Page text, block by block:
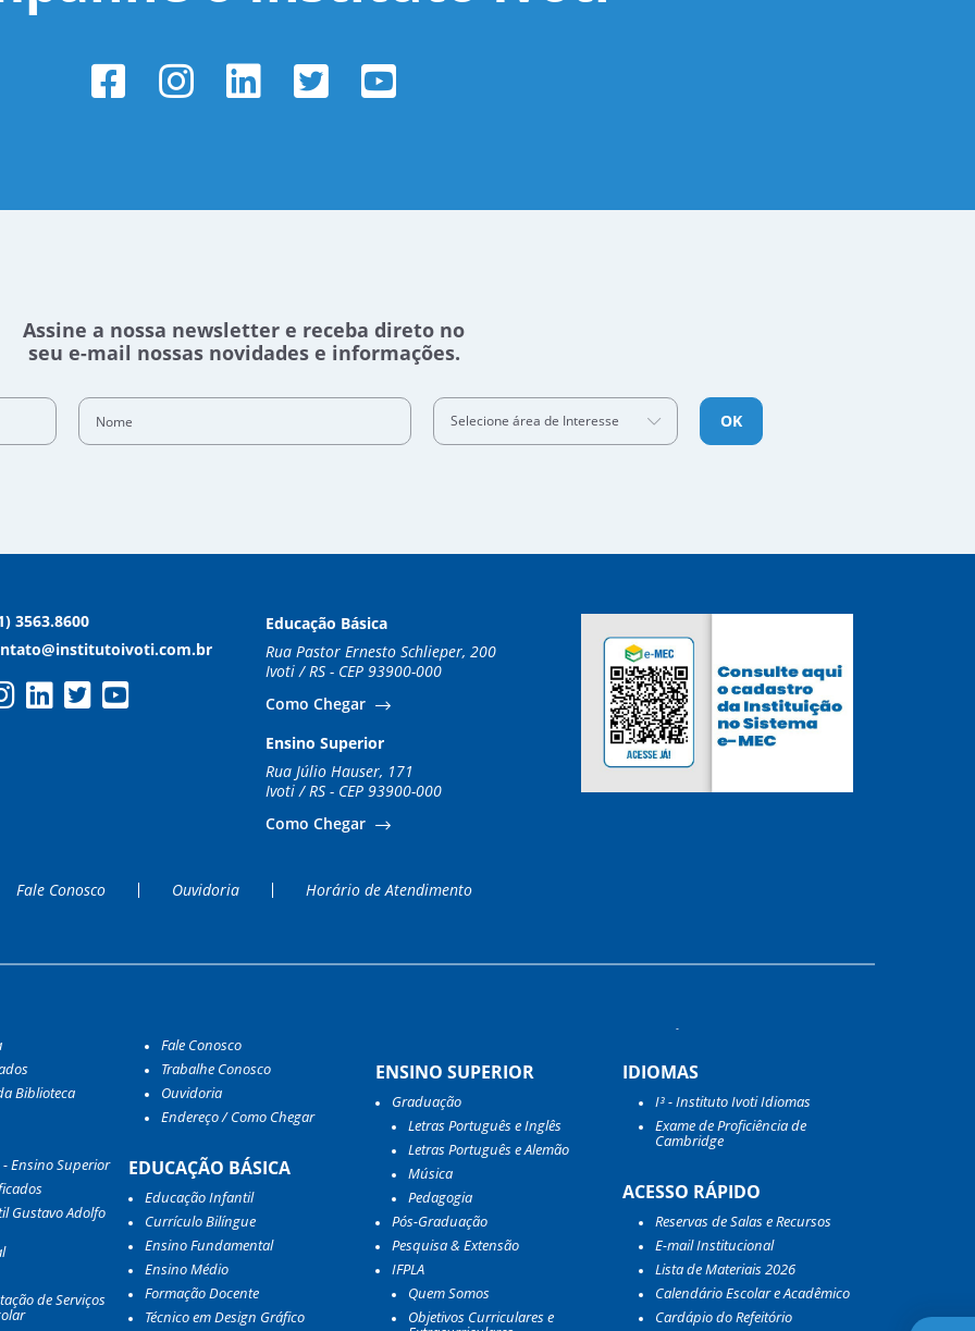
Assine a nossa newsletter e receba direto no
seu e-mail nossas novidades e informações.
Selecione área de Interesse OK
3563.8600
Educação Básica
Rua Pastor Ernesto Schlieper, 200
Ivoti / RS - CEP 93900-000
Como Chegar
Ensino Superior
Rua Júlio Hauser, 171
Ivoti / RS - CEP 93900-000
Como Chegar
Fale Conosco Ouvidoria Horário de Atendimento
Biblioteca
Ensino Superior
Gustavo Adolfo
de Serviços
Fale Conosco
Trabalhe Conosco
Ouvidoria
Endereço / Como Chegar
EDUCAÇÃO BÁSICA
Educação Infantil
Currículo Bilíngue
Ensino Fundamental
Ensino Médio
Formação Docente
Técnico em Design Gráfico
ENSINO SUPERIOR
Graduação
Letras Português e Inglês
Letras Português e Alemão
Música
Pedagogia
Pós-Graduação
Pesquisa & Extensão
IFPLA
Quem Somos
Objetivos Curriculares e
IDIOMAS
I³ - Instituto Ivoti Idiomas
Exame de Proficiência de
Cambridge
ACESSO RÁPIDO
Reservas de Salas e Recursos
E-mail Institucional
Lista de Materiais 2026
Calendário Escolar e Acadêmico
Cardápio do Refeitório